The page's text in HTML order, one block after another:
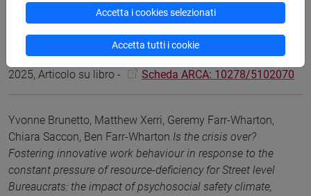
Chiara Saccon
L'area di consolidamento secondo la
disciplina nazionale e gli IFRSin Saccon Chiara, Bilancio
consolidato. Disciplina nazionale e IFRS, McGrawHill (ISBN
9788838612817)
2025, Articolo su libro -
Scheda ARCA: 10278/5102070
Yvonne Brunetto, Matthew Xerri, Geremy Farr-Wharton,
Chiara Saccon, Ben Farr-Wharton Is the crisis over?
Fostering innovative work behaviour in response to the
constant pressure of resource-deficiency for Street level
Bureaucrats: the impact of psychosocial safety climate,
Accetta i cookies selezionati
Accetta tutti i cookie